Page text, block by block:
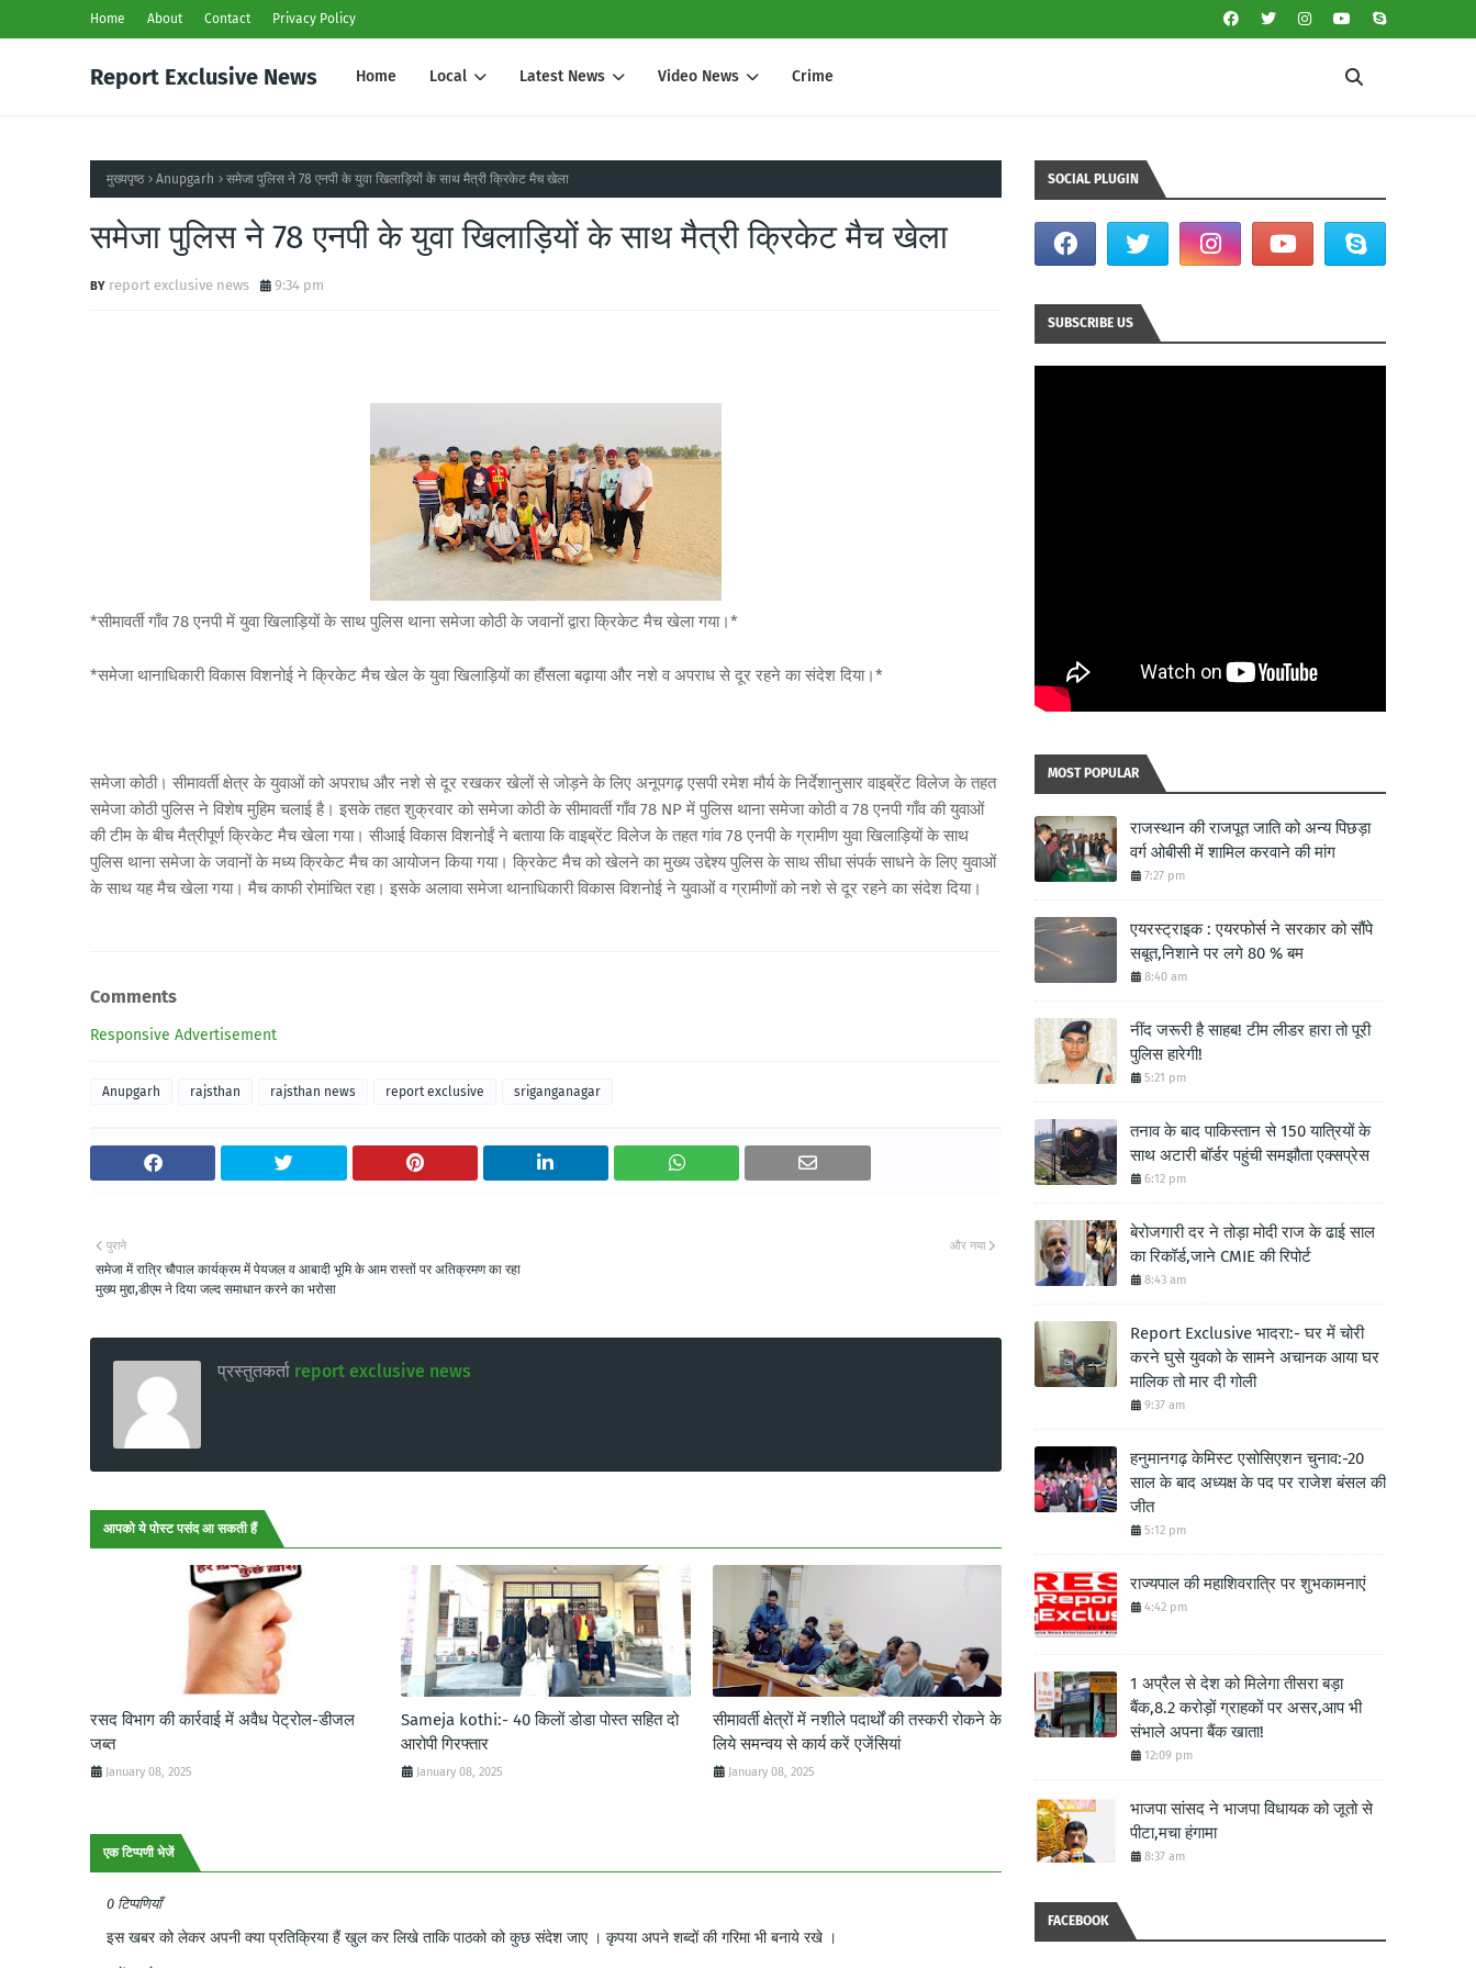
Home About Contact Privacy Policy
Report Exclusive News Home Local Latest News Video News Crime
मुख्यपृष्ठ Anupgarh समेजा पुलिस ने 78 एनपी के युवा खिलाड़ियों के साथ मैत्री क्रिकेट मैच खेला
समेजा पुलिस ने 78 एनपी के युवा खिलाड़ियों के साथ मैत्री क्रिकेट मैच खेला
report exclusive news 9:34 pm
*सीमावर्ती गाँव 78 एनपी में युवा खिलाड़ियों के साथ पुलिस थाना समेजा कोठी के जवानों द्वारा क्रिकेट मैच खेला गया।*
*समेजा थानाधिकारी विकास विशनोई ने क्रिकेट मैच खेल के युवा खिलाड़ियों का हौंसला बढ़ाया और नशे व अपराध से दूर रहने का संदेश दिया।*
समेजा कोठी। सीमावर्ती क्षेत्र के युवाओं को अपराध और नशे से दूर रखकर खेलों से जोड़ने के लिए अनूपगढ़ एसपी रमेश मौर्य के निर्देशानुसार वाइब्रेंट विलेज के तहत
समेजा कोठी पुलिस ने विशेष मुहिम चलाई है। इसके तहत शुक्रवार को समेजा कोठी के सीमावर्ती गाँव 78 NP में पुलिस थाना समेजा कोठी व 78 एनपी गाँव की युवाओं
की टीम के बीच मैत्रीपूर्ण क्रिकेट मैच खेला गया। सीआई विकास विशनोईं ने बताया कि वाइब्रेंट विलेज के तहत गांव 78 एनपी के ग्रामीण युवा खिलाड़ियों के साथ
पुलिस थाना समेजा के जवानों के मध्य क्रिकेट मैच का आयोजन किया गया। क्रिकेट मैच को खेलने का मुख्य उद्देश्य पुलिस के साथ सीधा संपर्क साधने के लिए युवाओं
के साथ यह मैच खेला गया। मैच काफी रोमांचित रहा। इसके अलावा समेजा थानाधिकारी विकास विशनोई ने युवाओं व ग्रामीणों को नशे से दूर रहने का संदेश दिया।
Comments
Responsive Advertisement
Anupgarh rajsthan rajsthan news report exclusive sriganganagar
और नया
पुराने
समेजा में रात्रि चौपाल कार्यक्रम में पेयजल व आबादी भूमि के आम रास्तों पर अतिक्रमण का रहा
मुख्य मुद्दा,डीएम ने दिया जल्द समाधान करने का भरोसा
प्रस्तुतकर्ता report exclusive news
आपको ये पोस्ट पसंद आ सकती हैं
रसद विभाग की कार्रवाई में अवैध पेट्रोल-डीजल
जब्त
January 08, 2025
Sameja kothi:- 40 किलों डोडा पोस्त सहित दो
आरोपी गिरफ्तार
January 08, 2025
सीमावर्ती क्षेत्रों में नशीले पदार्थों की तस्करी रोकने के
लिये समन्वय से कार्य करें एजेंसियां
January 08, 2025
एक टिप्पणी भेजें
0 टिप्पणियाँ
इस खबर को लेकर अपनी क्या प्रतिक्रिया हैं खुल कर लिखे ताकि पाठको को कुछ संदेश जाए । कृपया अपने शब्दों की गरिमा भी बनाये रखे ।
SOCIAL PLUGIN
SUBSCRIBE US
MOST POPULAR
राजस्थान की राजपूत जाति को अन्य पिछड़ा
वर्ग ओबीसी में शामिल करवाने की मांग
7:27 pm
एयरस्ट्राइक : एयरफोर्स ने सरकार को सौंपे
सबूत,निशाने पर लगे 80 % बम
8:40 am
नींद जरूरी है साहब! टीम लीडर हारा तो पूरी
पुलिस हारेगी!
5:21 pm
तनाव के बाद पाकिस्तान से 150 यात्रियों के
साथ अटारी बॉर्डर पहुंची समझौता एक्सप्रेस
6:12 pm
बेरोजगारी दर ने तोड़ा मोदी राज के ढाई साल
का रिकॉर्ड,जाने CMIE की रिपोर्ट
8:43 am
Report Exclusive भादरा:- घर में चोरी
करने घुसे युवको के सामने अचानक आया घर
मालिक तो मार दी गोली
9:37 am
हनुमानगढ़ केमिस्ट एसोसिएशन चुनाव:-20
साल के बाद अध्यक्ष के पद पर राजेश बंसल की
जीत
5:12 pm
राज्यपाल की महाशिवरात्रि पर शुभकामनाएं
4:42 pm
1 अप्रैल से देश को मिलेगा तीसरा बड़ा
बैंक,8.2 करोड़ों ग्राहकों पर असर,आप भी
संभाले अपना बैंक खाता!
12:09 pm
भाजपा सांसद ने भाजपा विधायक को जूतो से
पीटा,मचा हंगामा
8:37 am
FACEBOOK